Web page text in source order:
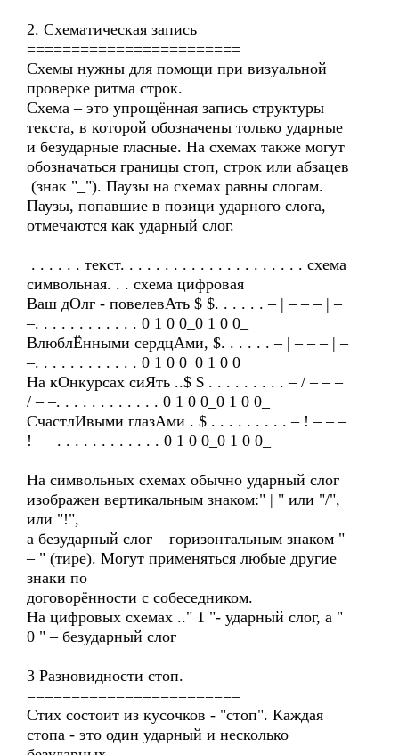
2. Схематическая запись
========================
Схемы нужны для помощи при визуальной
проверке ритма строк.
Схема – это упрощённая запись структуры
текста, в которой обозначены только ударные
и безударные гласные. На схемах также могут
обозначаться границы стоп, строк или абзацев
(знак "_"). Паузы на схемах равны слогам.
Паузы, попавшие в позици ударного слога,
отмечаются как ударный слог.
. . . . . . текст. . . . . . . . . . . . . . . . . . . . . схема
символьная. . . схема цифровая
Ваш дОлг - повелевАть $ $. . . . . . – | – – – | –
–. . . . . . . . . . . . 0 1 0 0_0 1 0 0_
ВлюблЁнными сердцАми, $. . . . . . – | – – – | –
–. . . . . . . . . . . . 0 1 0 0_0 1 0 0_
На кОнкурсах сиЯть ..$ $ . . . . . . . . . – / – – –
/ – –. . . . . . . . . . . . 0 1 0 0_0 1 0 0_
СчастлИвыми глазАми . $ . . . . . . . . . – ! – – –
! – –. . . . . . . . . . . . 0 1 0 0_0 1 0 0_
На символьных схемах обычно ударный слог
изображен вертикальным знаком:" | " или "/",
или "!",
а безударный слог – горизонтальным знаком "
– " (тире). Могут применяться любые другие
знаки по
договорённости с собеседником.
На цифровых схемах .." 1 "- ударный слог, а "
0 " – безударный слог
3 Разновидности стоп.
========================
Стих состоит из кусочков - "стоп". Каждая
стопа - это один ударный и несколько